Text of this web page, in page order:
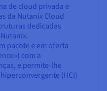
de cloud privada e
da Nutanix Cloud
dedicadas
pacote e em oferta
com a
e permite-lhe
(HCI)